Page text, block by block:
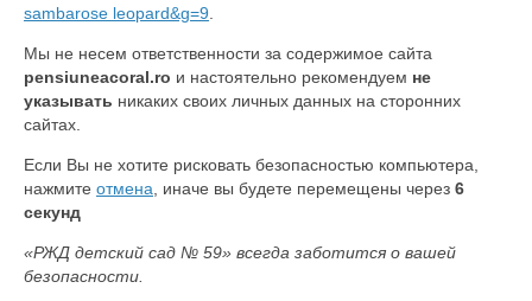
sambarose leopard&g=9
Мы не несем ответственности за содержимое сайта
pensiuneacoral.ro и настоятельно рекомендуем не
указывать никаких своих личных данных на сторонних
сайтах.
Если Вы не хотите рисковать безопасностью компьютера,
нажмите отмена , иначе вы будете перемещены через 6
секунд
«РЖД детский сад № 59» всегда заботится о вашей
безопасности.